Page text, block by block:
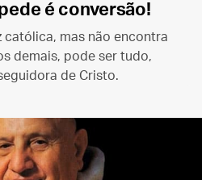
é conversão!
católica, mas não encontra
demais, pode ser tudo,
de Cristo.